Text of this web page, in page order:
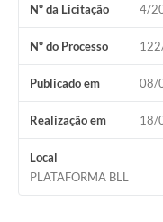
Nº da Licitação 4/
Nº do Processo
Publicado em 08/
Realização em 18/
Local
PLATAFORMA BLL